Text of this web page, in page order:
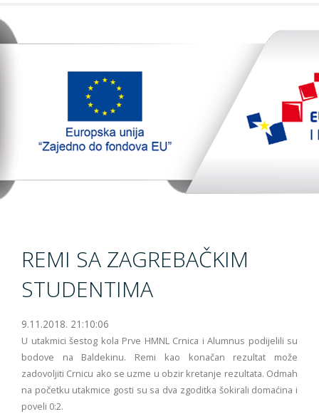
TopTim liga 29-10-2023
REMI SA ZAGREBAČKIM
STUDENTIMA
9.11.2018. 21:10:06
U utakmici šestog kola Prve HMNL Crnica i Alumnus podijelili su
bodove na Baldekinu. Remi kao konačan rezultat može
zadovoljiti Crnicu ako se uzme u obzir kretanje rezultata. Odmah
na početku utakmice gosti su sa dva zgoditka šokirali domaćina i
poveli 0:2.